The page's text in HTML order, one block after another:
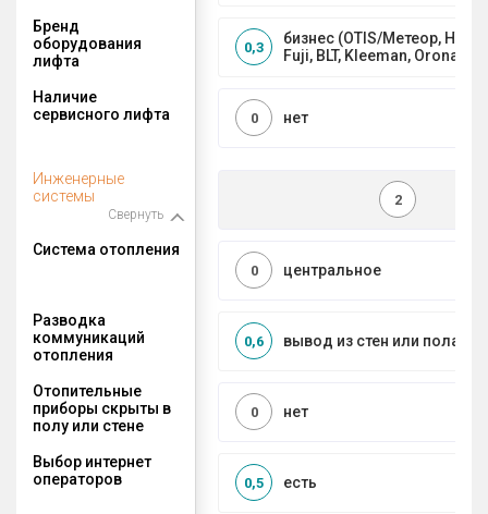
Бренд
оборудования
лифта
бизнес (OTIS/Метеор,
Fuji, BLT, Kleeman, Orona)
0,3
Наличие
сервисного лифта
нет
0
Инженерные
системы
Свернуть
2
Система отопления
центральное
0
Разводка
коммуникаций
отопления
вывод из стен или пола
0,6
Отопительные
приборы скрыты в
полу или стене
нет
0
Выбор интернет
операторов
есть
0,5